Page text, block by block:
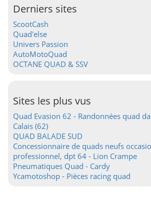
Derniers sites
ScootCash
Quad'else
Univers Passion
AutoMotoQuad
OCTANE QUAD & SSV
Sites les plus vus
Quad Evasion 62 - Randonnées quad
Calais (62)
QUAD BALADE SUD
Concessionnaire de quads neufs
professionnel, dpt 64 - Lion Crampe
Pneumatiques Quad - Cardy
Ycamotoshop - Pièces racing quad